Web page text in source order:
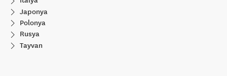
Japonya
Polonya
Rusya
Tayvan